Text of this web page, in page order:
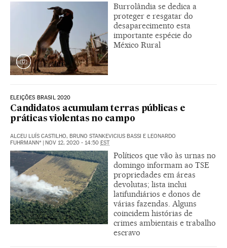
Burrolândia se dedica a
proteger e resgatar do
desaparecimento esta
importante espécie do
México Rural
ELEIÇÕES BRASIL 2020
Candidatos acumulam terras públicas e
práticas violentas no campo
ALCEU LUÍS CASTILHO, BRUNO STANKEVICIUS BASSI E LEONARDO
FUHRMANN* | NOV 12, 2020 - 14:50 EST
Políticos que vão às urnas no
domingo informam ao TSE
propriedades em áreas
devolutas; lista inclui
latifundiários e donos de
várias fazendas. Alguns
coincidem histórias de
crimes ambientais e trabalho
escravo